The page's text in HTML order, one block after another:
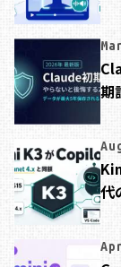
期
代